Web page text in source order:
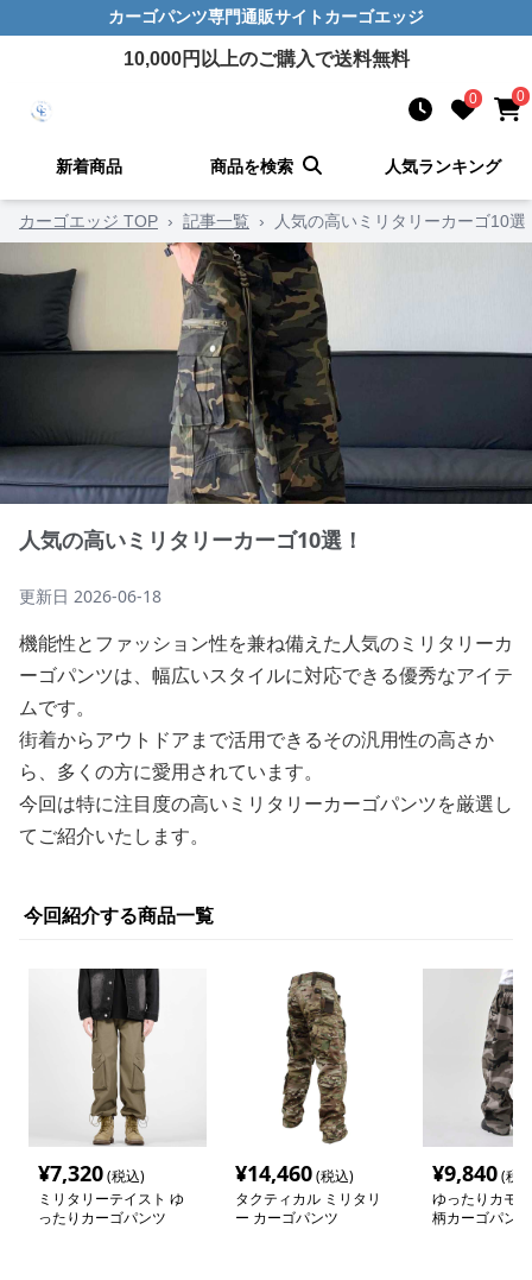
カーゴパンツ専門通販サイト カーゴエッジ
10,000円以上のご購入で送料無料
0 0
新着商品 商品を検索 人気ランキング
カーゴエッジ TOP › 記事一覧 › 人気の高いミリタリーカーゴ10選
人気の高いミリタリーカーゴ10選！
更新日 2026-06-18
機能性とファッション性を兼ね備えた人気のミリタリーカ
ーゴパンツは、幅広いスタイルに対応できる優秀なアイテ
ムです。
街着からアウトドアまで活用できるその汎用性の高さか
ら、多くの方に愛用されています。
今回は特に注目度の高いミリタリーカーゴパンツを厳選し
てご紹介いたします。
今回紹介する商品一覧
¥7,320(税込)
ミリタリーテイスト ゆ
ったりカーゴパンツ
¥14,460(税込)
タクティカル ミリタリ
ー カーゴパンツ
¥9,840(税
ゆったりカモ
柄カーゴパンツ